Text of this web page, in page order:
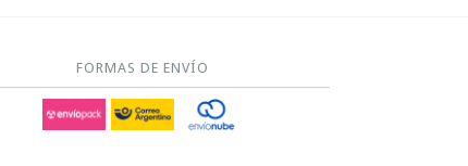
FORMAS DE ENVÍO